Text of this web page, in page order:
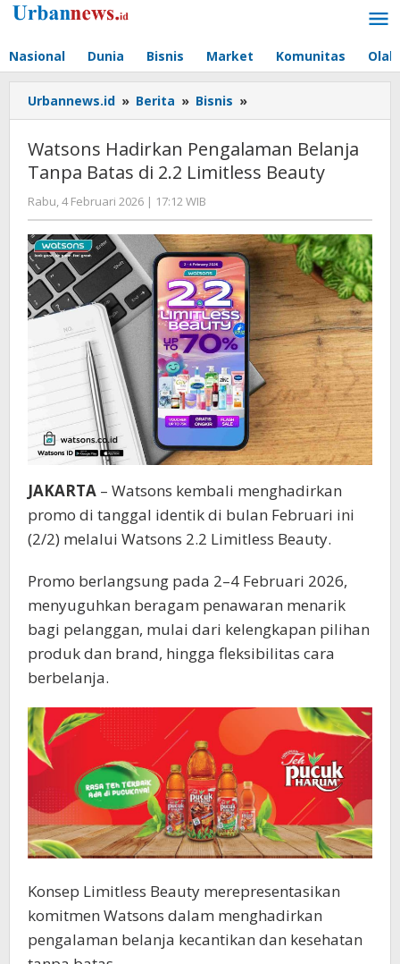
Lewati
Nasional Dunia Bisnis Market Komunitas
Urbannews.id » Berita » Bisnis »
Hadirkan
Belanja
Tanpa
2.2
Limitless
Beauty
Watsons Hadirkan Pengalaman Belanja
Tanpa Batas di 2.2 Limitless Beauty
Rabu, 4 Februari 2026 | 17:12 WIB
Editor
JAKARTA – Watsons kembali menghadirkan
promo di tanggal identik di bulan Februari ini
(2/2) melalui Watsons 2.2 Limitless Beauty.
Promo berlangsung pada 2–4 Februari 2026,
menyuguhkan beragam penawaran menarik
bagi pelanggan, mulai dari kelengkapan pilihan
produk dan brand, hingga fleksibilitas cara
berbelanja.
Konsep Limitless Beauty merepresentasikan
komitmen Watsons dalam menghadirkan
pengalaman belanja kecantikan dan kesehatan